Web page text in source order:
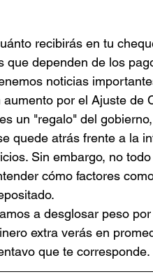
recibirás en tu
que dependen de los
noticias
por el Ajuste de
un "regalo" del
quede atrás frente a la
Sin embargo, no
cómo factores
a desglosar peso
extra verás en
que te corresponde.